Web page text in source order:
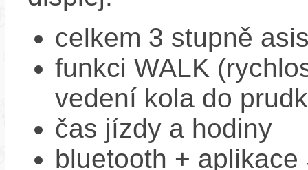
celkem 3 stupně
funkci WALK
vedení kola do
čas jízdy a hodiny
bluetooth + aplikace